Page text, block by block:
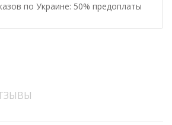
по Украине: 50% предоплаты